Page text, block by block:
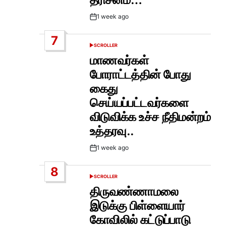
Post1 week ago
7
POSTED
SCROLLER
மாணவர்கள்
போராட்டத்தின் போது
கைது
செய்யப்பட்டவர்களை
விடுவிக்க உச்ச நீதிமன்றம்
உத்தரவு..
Post1 week ago
8
POSTED
SCROLLER
திருவண்ணாமலை
இடுக்கு பிள்ளையார்
கோவிலில் கட்டுப்பாடு